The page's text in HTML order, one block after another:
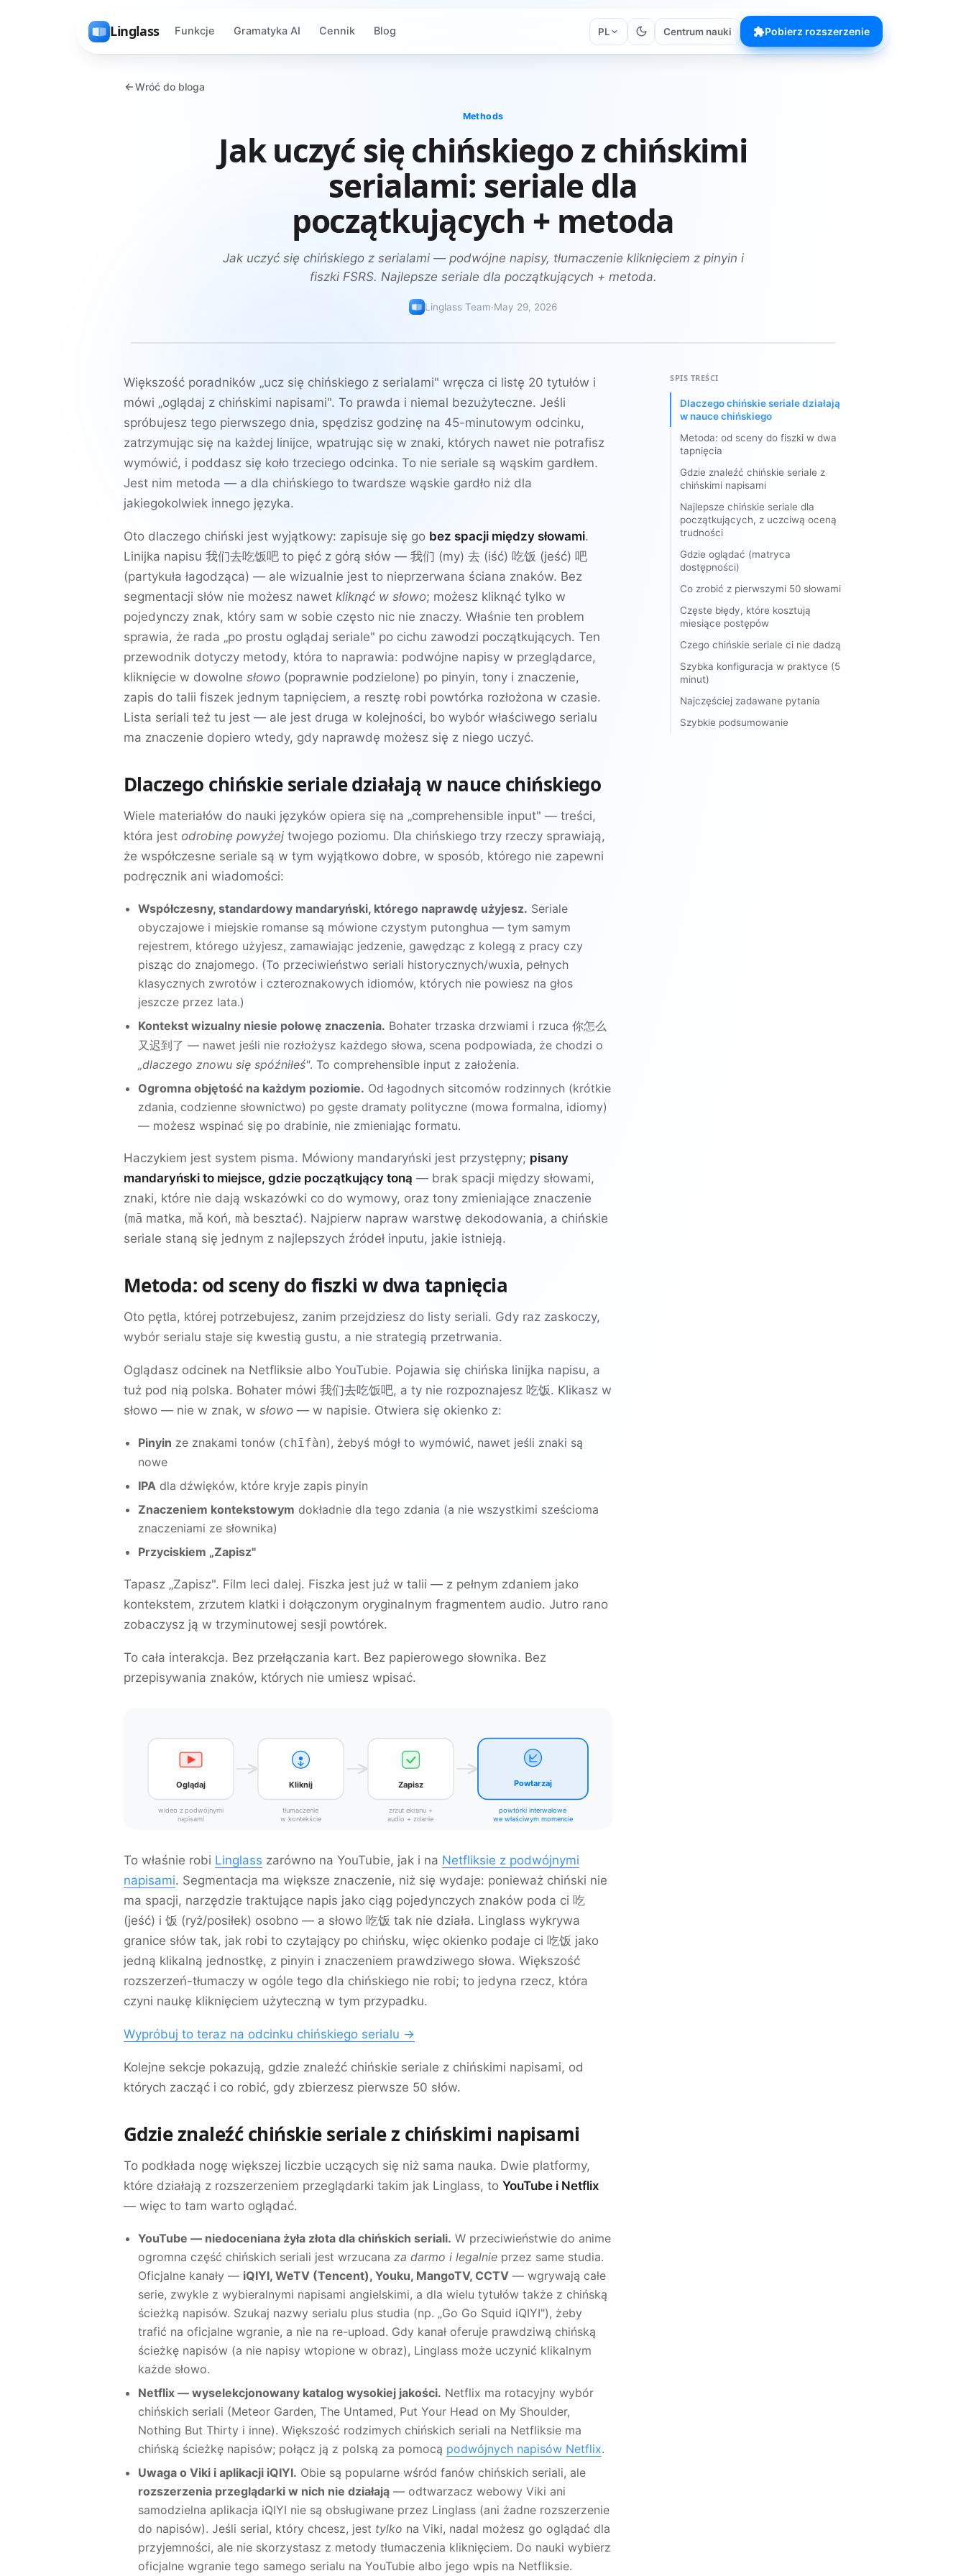
Linglass Funkcje Gramatyka AI Cennik Blog PL Centrum nauki Pobierz rozszerzenie
Wróć do bloga
Methods
Jak uczyć się chińskiego z chińskimi
serialami: seriale dla
początkujących + metoda
Jak uczyć się chińskiego z serialami — podwójne napisy, tłumaczenie kliknięciem z pinyin i
fiszki FSRS. Najlepsze seriale dla początkujących + metoda.
Linglass Team·May 29, 2026
Większość poradników „ucz się chińskiego z serialami" wręcza ci listę 20 tytułów i
mówi „oglądaj z chińskimi napisami". To prawda i niemal bezużyteczne. Jeśli
spróbujesz tego pierwszego dnia, spędzisz godzinę na 45-minutowym odcinku,
zatrzymując się na każdej linijce, wpatrując się w znaki, których nawet nie potrafisz
wymówić, i poddasz się koło trzeciego odcinka. To nie seriale są wąskim gardłem.
Jest nim metoda — a dla chińskiego to twardsze wąskie gardło niż dla
jakiegokolwiek innego języka.
Oto dlaczego chiński jest wyjątkowy: zapisuje się go bez spacji między słowami.
Linijka napisu 我们去吃饭吧 to pięć z górą słów — 我们 (my) 去 (iść) 吃饭 (jeść) 吧
(partykuła łagodząca) — ale wizualnie jest to nieprzerwana ściana znaków. Bez
segmentacji słów nie możesz nawet kliknąć w słowo; możesz kliknąć tylko w
pojedynczy znak, który sam w sobie często nic nie znaczy. Właśnie ten problem
sprawia, że rada „po prostu oglądaj seriale" po cichu zawodzi początkujących. Ten
przewodnik dotyczy metody, która to naprawia: podwójne napisy w przeglądarce,
kliknięcie w dowolne słowo (poprawnie podzielone) po pinyin, tony i znaczenie,
zapis do talii fiszek jednym tapnięciem, a resztę robi powtórka rozłożona w czasie.
Lista seriali też tu jest — ale jest druga w kolejności, bo wybór właściwego serialu
ma znaczenie dopiero wtedy, gdy naprawdę możesz się z niego uczyć.
Dlaczego chińskie seriale działają w nauce chińskiego
Wiele materiałów do nauki języków opiera się na „comprehensible input" — treści,
która jest odrobinę powyżej twojego poziomu. Dla chińskiego trzy rzeczy sprawiają,
że współczesne seriale są w tym wyjątkowo dobre, w sposób, którego nie zapewni
podręcznik ani wiadomości:
Współczesny, standardowy mandaryński, którego naprawdę użyjesz. Seriale
obyczajowe i miejskie romanse są mówione czystym putonghua — tym samym
rejestrem, którego użyjesz, zamawiając jedzenie, gawędząc z kolegą z pracy czy
pisząc do znajomego. (To przeciwieństwo seriali historycznych/wuxia, pełnych
klasycznych zwrotów i czteroznakowych idiomów, których nie powiesz na głos
jeszcze przez lata.)
Kontekst wizualny niesie połowę znaczenia. Bohater trzaska drzwiami i rzuca 你怎么
又迟到了 — nawet jeśli nie rozłożysz każdego słowa, scena podpowiada, że chodzi o
„dlaczego znowu się spóźniłeś". To comprehensible input z założenia.
Ogromna objętość na każdym poziomie. Od łagodnych sitcomów rodzinnych (krótkie
zdania, codzienne słownictwo) po gęste dramaty polityczne (mowa formalna, idiomy)
— możesz wspinać się po drabinie, nie zmieniając formatu.
Haczykiem jest system pisma. Mówiony mandaryński jest przystępny; pisany
mandaryński to miejsce, gdzie początkujący toną — brak spacji między słowami,
znaki, które nie dają wskazówki co do wymowy, oraz tony zmieniające znaczenie
(mā matka, mǎ koń, mà besztać). Najpierw napraw warstwę dekodowania, a chińskie
seriale staną się jednym z najlepszych źródeł inputu, jakie istnieją.
Metoda: od sceny do fiszki w dwa tapnięcia
Oto pętla, której potrzebujesz, zanim przejdziesz do listy seriali. Gdy raz zaskoczy,
wybór serialu staje się kwestią gustu, a nie strategią przetrwania.
Oglądasz odcinek na Netfliksie albo YouTubie. Pojawia się chińska linijka napisu, a
tuż pod nią polska. Bohater mówi 我们去吃饭吧, a ty nie rozpoznajesz 吃饭. Klikasz w
słowo — nie w znak, w słowo — w napisie. Otwiera się okienko z:
Pinyin ze znakami tonów (chīfàn), żebyś mógł to wymówić, nawet jeśli znaki są
nowe
IPA dla dźwięków, które kryje zapis pinyin
Znaczeniem kontekstowym dokładnie dla tego zdania (a nie wszystkimi sześcioma
znaczeniami ze słownika)
Przyciskiem „Zapisz"
Tapasz „Zapisz". Film leci dalej. Fiszka jest już w talii — z pełnym zdaniem jako
kontekstem, zrzutem klatki i dołączonym oryginalnym fragmentem audio. Jutro rano
zobaczysz ją w trzyminutowej sesji powtórek.
To cała interakcja. Bez przełączania kart. Bez papierowego słownika. Bez
przepisywania znaków, których nie umiesz wpisać.
Oglądaj Kliknij Zapisz Powtarzaj
wideo z podwójnymi
napisami
tłumaczenie
w kontekście
zrzut ekranu +
audio + zdanie
powtórki interwałowe
we właściwym momencie
To właśnie robi Linglass zarówno na YouTubie, jak i na Netfliksie z podwójnymi
napisami. Segmentacja ma większe znaczenie, niż się wydaje: ponieważ chiński nie
ma spacji, narzędzie traktujące napis jako ciąg pojedynczych znaków poda ci 吃
(jeść) i 饭 (ryż/posiłek) osobno — a słowo 吃饭 tak nie działa. Linglass wykrywa
granice słów tak, jak robi to czytający po chińsku, więc okienko podaje ci 吃饭 jako
jedną klikalną jednostkę, z pinyin i znaczeniem prawdziwego słowa. Większość
rozszerzeń-tłumaczy w ogóle tego dla chińskiego nie robi; to jedyna rzecz, która
czyni naukę kliknięciem użyteczną w tym przypadku.
Wypróbuj to teraz na odcinku chińskiego serialu →
Kolejne sekcje pokazują, gdzie znaleźć chińskie seriale z chińskimi napisami, od
których zacząć i co robić, gdy zbierzesz pierwsze 50 słów.
Gdzie znaleźć chińskie seriale z chińskimi napisami
To podkłada nogę większej liczbie uczących się niż sama nauka. Dwie platformy,
które działają z rozszerzeniem przeglądarki takim jak Linglass, to YouTube i Netflix
— więc to tam warto oglądać.
YouTube — niedoceniana żyła złota dla chińskich seriali. W przeciwieństwie do anime
ogromna część chińskich seriali jest wrzucana za darmo i legalnie przez same studia.
Oficjalne kanały — iQIYI, WeTV (Tencent), Youku, MangoTV, CCTV — wgrywają całe
serie, zwykle z wybieralnymi napisami angielskimi, a dla wielu tytułów także z chińską
ścieżką napisów. Szukaj nazwy serialu plus studia (np. „Go Go Squid iQIYI"), żeby
trafić na oficjalne wgranie, a nie na re-upload. Gdy kanał oferuje prawdziwą chińską
ścieżkę napisów (a nie napisy wtopione w obraz), Linglass może uczynić klikalnym
każde słowo.
Netflix — wyselekcjonowany katalog wysokiej jakości. Netflix ma rotacyjny wybór
chińskich seriali (Meteor Garden, The Untamed, Put Your Head on My Shoulder,
Nothing But Thirty i inne). Większość rodzimych chińskich seriali na Netfliksie ma
chińską ścieżkę napisów; połącz ją z polską za pomocą podwójnych napisów Netflix.
Uwaga o Viki i aplikacji iQIYI. Obie są popularne wśród fanów chińskich seriali, ale
rozszerzenia przeglądarki w nich nie działają — odtwarzacz webowy Viki ani
samodzielna aplikacja iQIYI nie są obsługiwane przez Linglass (ani żadne rozszerzenie
do napisów). Jeśli serial, który chcesz, jest tylko na Viki, nadal możesz go oglądać dla
przyjemności, ale nie skorzystasz z metody tłumaczenia kliknięciem. Do nauki wybierz
oficjalne wgranie tego samego serialu na YouTubie albo jego wpis na Netfliksie.
SPIS TREŚCI
Dlaczego chińskie seriale działają
w nauce chińskiego
Metoda: od sceny do fiszki w dwa
tapnięcia
Gdzie znaleźć chińskie seriale z
chińskimi napisami
Najlepsze chińskie seriale dla
początkujących, z uczciwą oceną
trudności
Gdzie oglądać (matryca
dostępności)
Co zrobić z pierwszymi 50 słowami
Częste błędy, które kosztują
miesiące postępów
Czego chińskie seriale ci nie dadzą
Szybka konfiguracja w praktyce (5
minut)
Najczęściej zadawane pytania
Szybkie podsumowanie